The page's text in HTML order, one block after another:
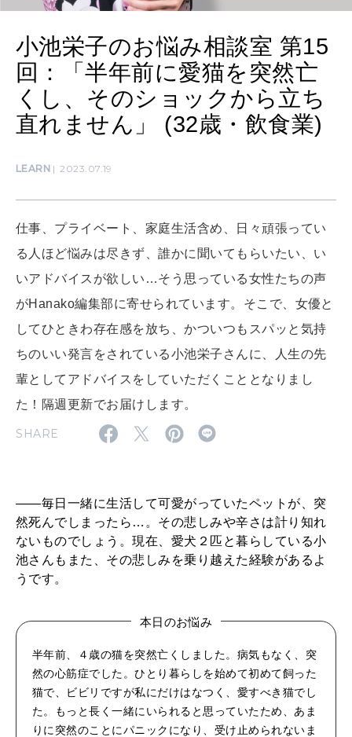
CULTURE
自分を耕す
WORK&MONEY
いい人生って？
2026年8月号『お茶の時間です。』
2026年6月号「大銀座 トレンドが生まれる 新しい一流店へ。」
2026年5月号「“大好き”に出会いに。韓国」
2026年4月号「未来をつくる、学びの教科書。」
2026年2月号「良運を掴む 新・開運術。」
2026年1月号「猫がいれば、幸せ」
FOLLOW US!
小池栄子のお悩み相談室 第15
回：「半年前に愛猫を突然亡
くし、そのショックから立ち
直れません」 (32歳・飲食業)
LEARN 2023.07.19
仕事、プライベート、家庭生活含め、日々頑張ってい
る人ほど悩みは尽きず、誰かに聞いてもらいたい、い
いアドバイスが欲しい…そう思っている女性たちの声
がHanako編集部に寄せられています。そこで、女優と
してひときわ存在感を放ち、かついつもスパッと気持
ちのいい発言をされている小池栄子さんに、人生の先
輩としてアドバイスをしていただくこととなりまし
た！隔週更新でお届けします。
SHARE
――毎日一緒に生活して可愛がっていたペットが、突
然死んでしまったら…。その悲しみや辛さは計り知れ
ないものでしょう。現在、愛犬２匹と暮らしている小
池さんもまた、その悲しみを乗り越えた経験があるよ
うです。
本日のお悩み
半年前、４歳の猫を突然亡くしました。病気もなく、突
然の心筋症でした。ひとり暮らしを始めて初めて飼った
猫で、ビビリですが私にだけはなつく、愛すべき猫でし
た。もっと長く一緒にいられると思っていたため、あま
りに突然のことにパニックになり、受け止められないま